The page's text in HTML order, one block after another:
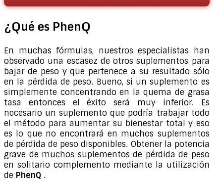
¿Qué es PhenQ
En muchas fórmulas, nuestros especialistas han
observado una escasez de otros suplementos para
bajar de peso y que pertenece a su resultado sólo
en la pérdida de peso. Bueno, si un suplemento es
simplemente concentrando en la quema de grasa
tasa entonces el éxito será muy inferior. Es
necesario un suplemento que podría trabajar todo
el método para aumentar su bienestar total y eso
es lo que no encontrará en muchos suplementos
de pérdida de peso disponibles. Obtener la potencia
grave de muchos suplementos de pérdida de peso
en solitario complemento mediante la utilización
de PhenQ .